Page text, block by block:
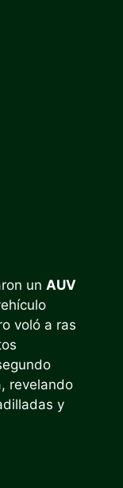
un AUV
voló a ras
revelando
y